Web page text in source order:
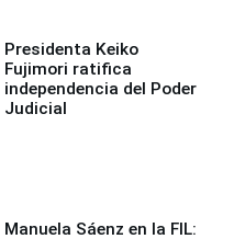
Presidenta Keiko
Fujimori ratifica
independencia del Poder
Judicial
Manuela Sáenz en la FIL: